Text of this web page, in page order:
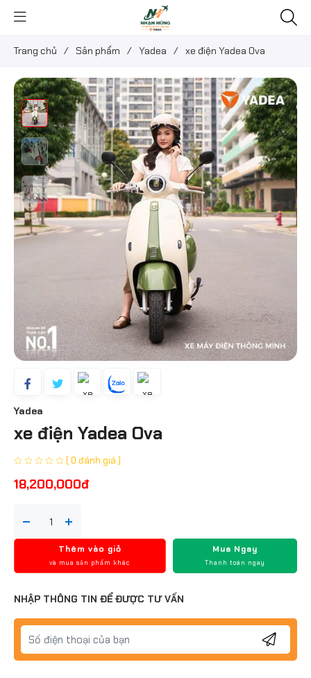
Trang chủ / Sản phẩm / Yadea / xe điện Yadea Ova
Yadea
xe điện Yadea Ova
( 0 đánh giá )
18,200,000đ
Thêm vào giỏ
và mua sản phẩm khác
Mua Ngay
Thanh toán ngay
NHẬP THÔNG TIN ĐỂ ĐƯỢC TƯ VẤN